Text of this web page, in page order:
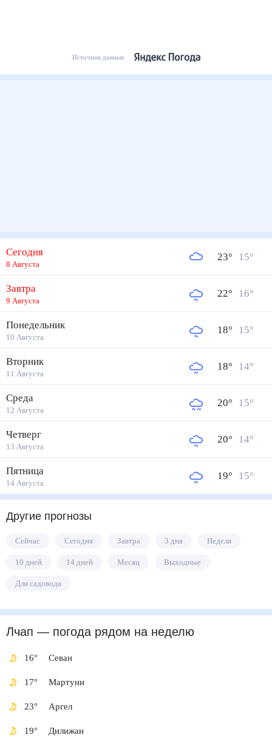
Источник данных
Сегодня
8 Августа
23° 15°
Завтра
9 Августа
22° 16°
Понедельник
10 Августа
18° 15°
Вторник
11 Августа
18° 14°
Среда
12 Августа
20° 15°
Четверг
13 Августа
20° 14°
Пятница
14 Августа
19° 15°
Другие прогнозы
Сейчас Сегодня Завтра 3 дня Неделя
10 дней 14 дней Месяц Выходные
Для садовода
Лчап — погода рядомна неделю
16° Севан
17° Мартуни
23° Аргел
19° Дилижан